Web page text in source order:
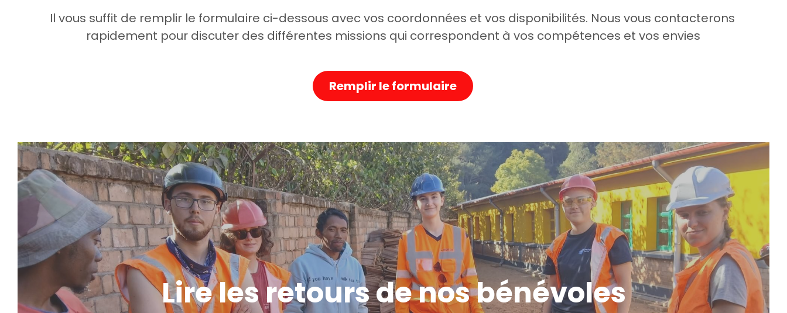
Il vous suffit de remplir le formulaire ci-dessous avec vos coordonnées et vos disponibilités. Nous vous contacterons
rapidement pour discuter des différentes missions qui correspondent à vos compétences et vos envies
Remplir le formulaire
Lire les retours de nos bénévoles